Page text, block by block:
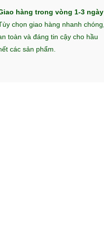
hàng trong vòng 1-3 ngày
chọn giao hàng nhanh chóng,
toàn và đáng tin cậy cho hầu
các sản phẩm.